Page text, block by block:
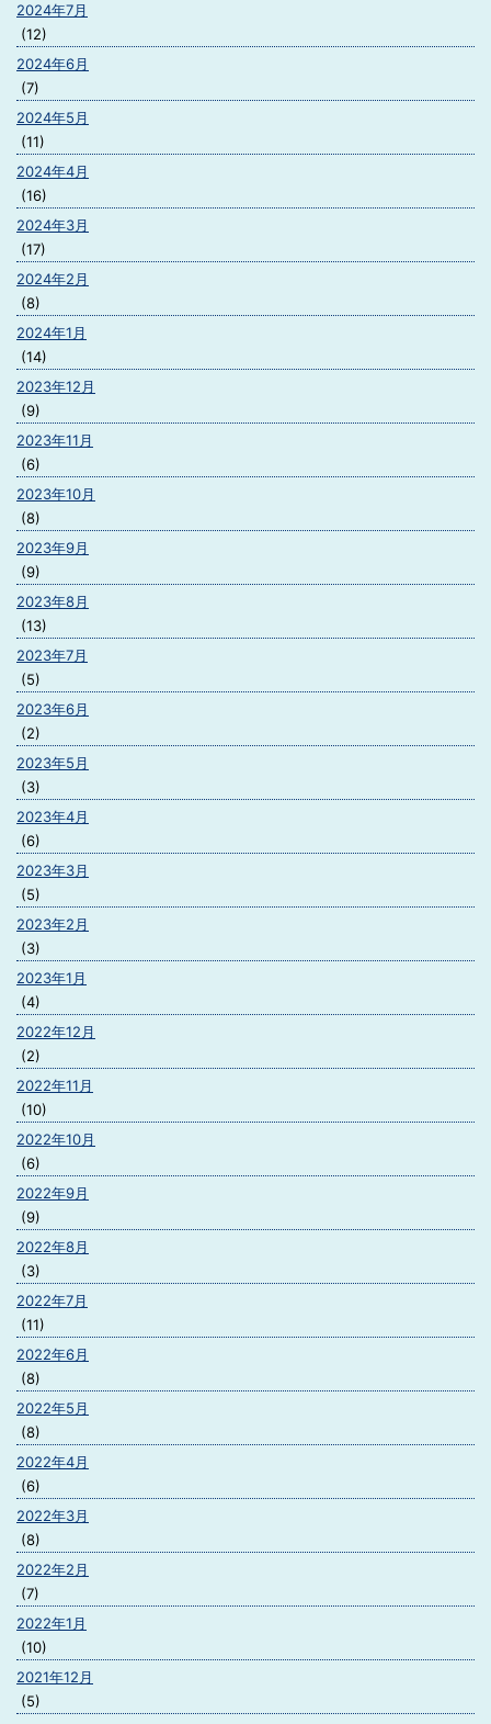
2024年7月
(12)
2024年6月
(7)
2024年5月
(11)
2024年4月
(16)
2024年3月
(17)
2024年2月
(8)
2024年1月
(14)
2023年12月
(9)
2023年11月
(6)
2023年10月
(8)
2023年9月
(9)
2023年8月
(13)
2023年7月
(5)
2023年6月
(2)
2023年5月
(3)
2023年4月
(6)
2023年3月
(5)
2023年2月
(3)
2023年1月
(4)
2022年12月
(2)
2022年11月
(10)
2022年10月
(6)
2022年9月
(9)
2022年8月
(3)
2022年7月
(11)
2022年6月
(8)
2022年5月
(8)
2022年4月
(6)
2022年3月
(8)
2022年2月
(7)
2022年1月
(10)
2021年12月
(5)